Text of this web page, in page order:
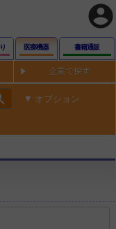
account_circle
医療機器 書籍通販
企業で探す
オプション